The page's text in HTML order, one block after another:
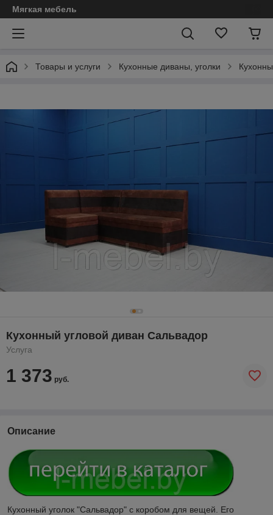
Мягкая мебель
Товары и услуги Кухонные диваны, уголки
Кухонный угловой диван Сальвадор
Услуга
1 373 руб.
Описание
Кухонный уголок "Сальвадор" с коробом для вещей. Его